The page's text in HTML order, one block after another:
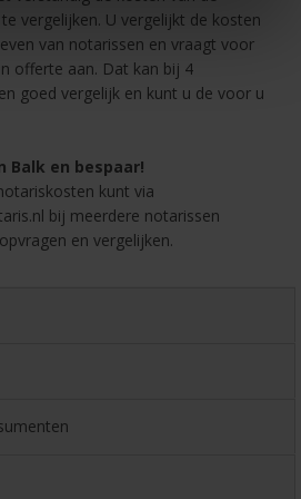
vergelijken. U vergelijkt de kosten
van notarissen en vraagt voor
offerte aan. Dat kan bij 4
goed vergelijk en kunt u de voor u
Balk en bespaar!
kunt via
bij meerdere notarissen
en vergelijken.
denotariskosten